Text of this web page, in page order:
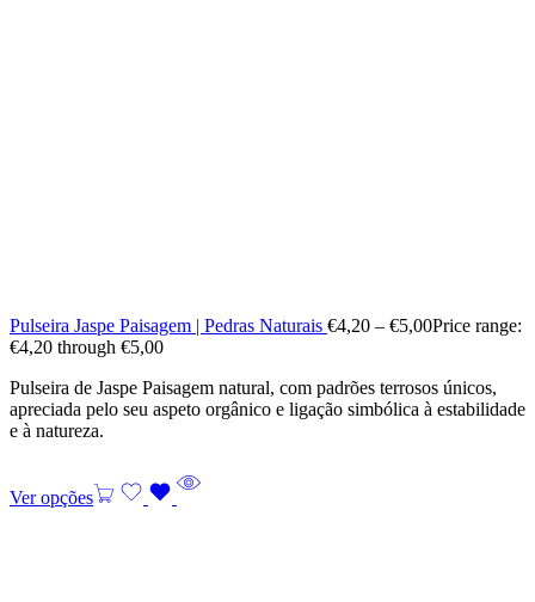
Pulseira Jaspe Paisagem | Pedras Naturais €4,20 – €5,00Price range:
€4,20 through €5,00
Pulseira de Jaspe Paisagem natural, com padrões terrosos únicos,
apreciada pelo seu aspeto orgânico e ligação simbólica à estabilidade
e à natureza.
Ver opções